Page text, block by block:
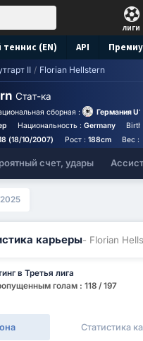
ЛИГИ
(EN) API
II / Florian Hellstern
Стат-ка
сборная :
Германия U19
Национальность : Germany
(18/10/2007) Рост : 188cm Вес :
счет, удары
карьеры- Florian
в Третья лига
голам : 118 / 197
Статистика